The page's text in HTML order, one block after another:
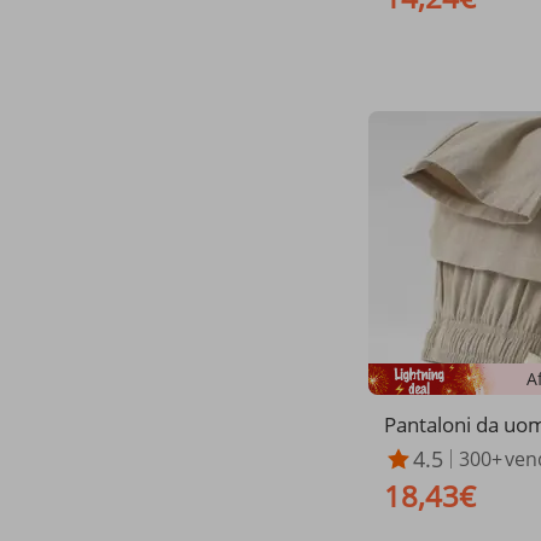
Pantaloni da
​​lino stile cinese,
ampia, casual,
gamba dritta, in
4.5 300+
18,43€